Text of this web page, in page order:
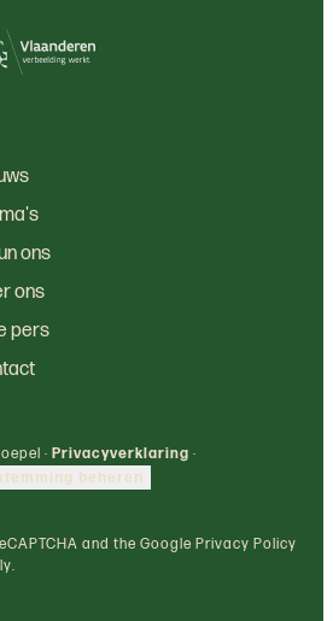
ons
ons
pers
· Privacyverklaring ·
beheren
and the Google Privacy Policy